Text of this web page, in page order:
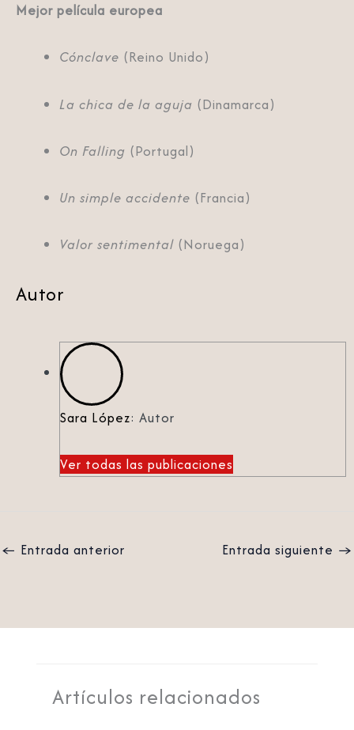
Mejor película europea
Cónclave (Reino Unido)
La chica de la aguja (Dinamarca)
On Falling (Portugal)
Un simple accidente (Francia)
Valor sentimental(Noruega)
Autor
Sara López: Autor
Ver todas las publicaciones
← Entrada anterior Entrada siguiente →
Artículos relacionados